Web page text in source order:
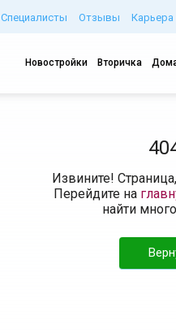
Специалисты Отзывы Карьера
Новостройки Вторичка
Извините!
Перейдите на
найти